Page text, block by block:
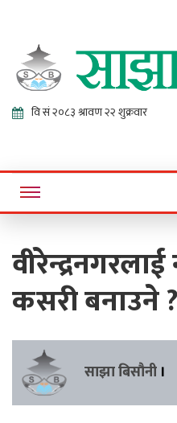
Online News Portal
कसरी बनाउने ?
साझा बिसौनी ।